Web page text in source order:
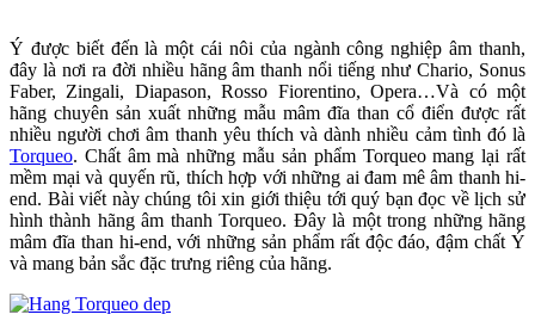
Ý được biết đến là một cái nôi của ngành công nghiệp âm thanh,
đây là nơi ra đời nhiều hãng âm thanh nổi tiếng như Chario, Sonus
Faber, Zingali, Diapason, Rosso Fiorentino, Opera…Và có một
hãng chuyên sản xuất những mẫu mâm đĩa than cổ điển được rất
nhiều người chơi âm thanh yêu thích và dành nhiều cảm tình đó là
Torqueo. Chất âm mà những mẫu sản phẩm Torqueo mang lại rất
mềm mại và quyến rũ, thích hợp với những ai đam mê âm thanh hi-
end. Bài viết này chúng tôi xin giới thiệu tới quý bạn đọc về lịch sử
hình thành hãng âm thanh Torqueo. Đây là một trong những hãng
mâm đĩa than hi-end, với những sản phẩm rất độc đáo, đậm chất Ý
và mang bản sắc đặc trưng riêng của hãng.